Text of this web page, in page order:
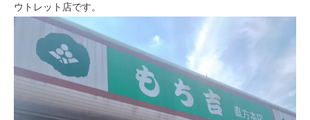
ウトレット店です。